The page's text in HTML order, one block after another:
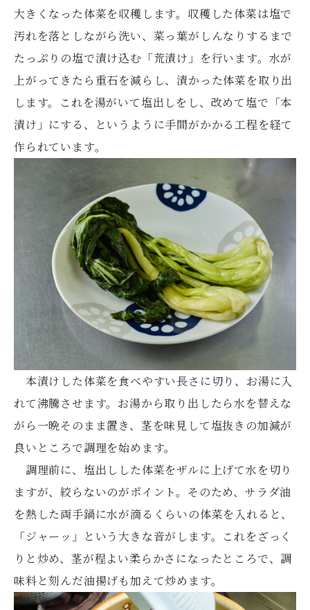
大きくなった体菜を収穫します。収穫した体菜は塩で
汚れを落としながら洗い、菜っ葉がしんなりするまで
たっぷりの塩で漬け込む「荒漬け」を行います。水が
上がってきたら重石を減らし、漬かった体菜を取り出
します。これを湯がいて塩出しをし、改めて塩で「本
漬け」にする、というように手間がかかる工程を経て
作られています。
本漬けした体菜を食べやすい長さに切り、お湯に入
れて沸騰させます。お湯から取り出したら水を替えな
がら一晩そのまま置き、茎を味見して塩抜きの加減が
良いところで調理を始めます。
調理前に、塩出しした体菜をザルに上げて水を切り
ますが、絞らないのがポイント。そのため、サラダ油
を熱した両手鍋に水が滴るくらいの体菜を入れると、
「ジャーッ」という大きな音がします。これをざっく
りと炒め、茎が程よい柔らかさになったところで、調
味料と刻んだ油揚げも加えて炒めます。